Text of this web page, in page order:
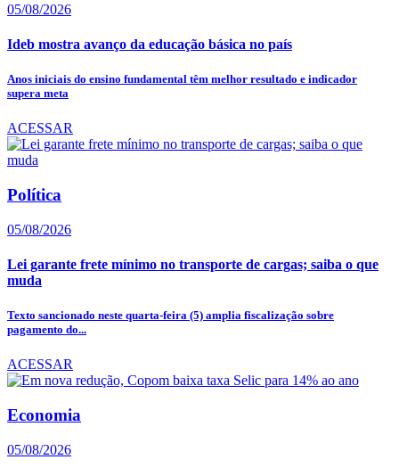
05/08/2026
Ideb mostra avanço da educação básica no país
Anos iniciais do ensino fundamental têm melhor resultado e indicador
supera meta
ACESSAR
Política
05/08/2026
Lei garante frete mínimo no transporte de cargas; saiba o que
muda
Texto sancionado neste quarta-feira (5) amplia fiscalização sobre
pagamento do...
ACESSAR
Economia
05/08/2026